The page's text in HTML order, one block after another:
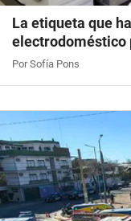
La etiqueta que
electrodoméstico
Por Sofía Pons